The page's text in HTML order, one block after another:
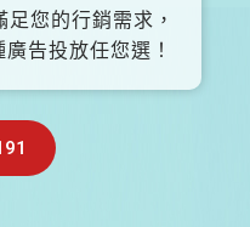
您的行銷需求，
告投放任您選！